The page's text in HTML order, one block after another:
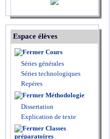
Espace élèves
Cours
Séries générales
Séries technologiques
Repères
Méthodologie
Dissertation
Explication de texte
Classes
préparatoires